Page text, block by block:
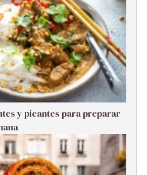
y picantes para preparar